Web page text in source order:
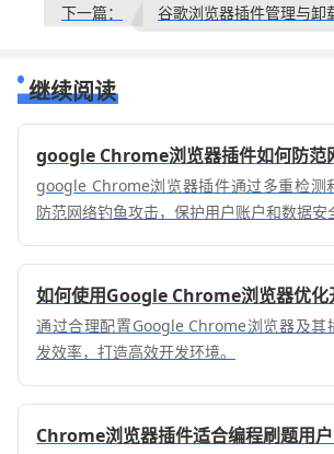
下一篇： 谷歌浏览器插件管理与卸
继续阅读
google Chrome浏览器插件如何防范
google Chrome浏览器插件通过多重检测
防范网络钓鱼攻击，保护用户账户和数据安
如何使用Google Chrome浏览器优化
通过合理配置Google Chrome浏览器及其
发效率，打造高效开发环境。